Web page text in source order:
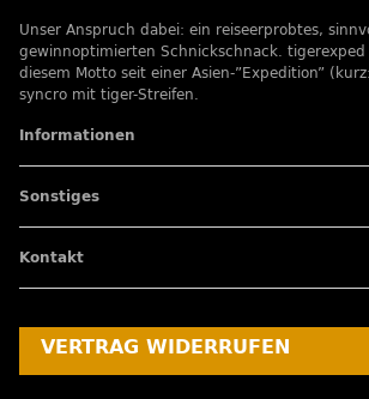
Unser Anspruch dabei: ein reiseerprobtes,
gewinnoptimierten Schnickschnack.
diesem Motto seit einer Asien-”Expedition”
syncro mit tiger-Streifen.
Informationen
Sonstiges
Kontakt
VERTRAG WIDERRUFEN